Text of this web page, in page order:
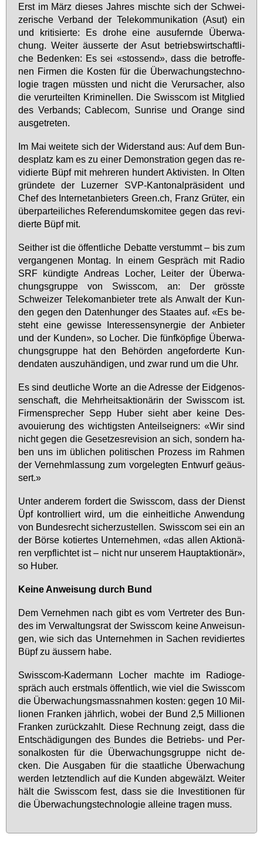
Erst im März die­ses Jah­res misch­te sich der Schwei­
ze­ri­sche Ver­band der Te­le­kom­mu­ni­ka­ti­on (Asut) ein
und kri­ti­sier­te: Es dro­he ei­ne aus­ufern­de Über­wa­
chung. Wei­ter äus­ser­te der Asut be­triebs­wirt­schaft­li­
che Be­den­ken: Es sei «stos­send», dass die be­trof­fe­
nen Fir­men die Kos­ten für die Über­wa­chungs­tech­no­
lo­gie tra­gen müss­ten und nicht die Ver­ur­sa­cher, al­so
die ver­ur­teil­ten Kri­mi­nel­len. Die Swiss­com ist Mit­glied
des Ver­bands; Ca­ble­com, Sun­ri­se und Oran­ge sind
aus­ge­tre­ten.
Im Mai wei­te­te sich der Wi­der­stand aus: Auf dem Bun­
des­platz kam es zu ei­ner De­mons­tra­ti­on ge­gen das re­
vi­dier­te Büpf mit meh­re­ren hun­dert Ak­ti­vis­ten. In Ol­ten
grün­de­te der Lu­zer­ner SVP-Kan­to­nal­prä­si­dent und
Chef des In­ter­net­an­bie­ters Green.ch, Franz Grü­ter, ein
über­par­tei­li­ches Re­fe­ren­dums­ko­mi­tee ge­gen das re­vi­
dier­te Büpf mit.
Seit­her ist die öf­fent­li­che De­bat­te ver­stummt – bis zum
ver­gan­ge­nen Mon­tag. In ei­nem Ge­spräch mit Ra­dio
SRF kün­dig­te An­dre­as Lo­cher, Lei­ter der Über­wa­
chungs­grup­pe von Swiss­com, an: Der gröss­te
Schwei­zer Te­le­kom­an­bie­ter tre­te als An­walt der Kun­
den ge­gen den Da­ten­hun­ger des Staa­tes auf. «Es be­
steht ei­ne ge­wis­se In­ter­es­sen­syn­er­gie der An­bie­ter
und der Kun­den», so Lo­cher. Die fünf­köp­fi­ge Über­wa­
chungs­grup­pe hat den Be­hör­den an­ge­for­der­te Kun­
den­da­ten aus­zu­hän­di­gen, und zwar rund um die Uhr.
Es sind deut­li­che Wor­te an die Adres­se der Eid­ge­nos­
sen­schaft, die Mehr­heits­ak­tio­nä­rin der Swiss­com ist.
Fir­men­spre­cher Sepp Hu­ber sieht aber kei­ne Des­
avou­ie­rung des wich­tigs­ten An­teils­eig­ners: «Wir sind
nicht ge­gen die Ge­set­zes­re­vi­si­on an sich, son­dern ha­
ben uns im üb­li­chen po­li­ti­schen Pro­zess im Rah­men
der Ver­nehm­las­sung zum vor­ge­leg­ten Ent­wurf ge­äus­
sert.»
Un­ter an­de­rem for­dert die Swiss­com, dass der Dienst
Üpf kon­trol­liert wird, um die ein­heit­li­che An­wen­dung
von Bun­des­recht si­cher­zu­stel­len. Swiss­com sei ein an
der Bör­se ko­tier­tes Un­ter­neh­men, «das al­len Ak­tio­nä­
ren ver­pflich­tet ist – nicht nur un­se­rem Haupt­ak­tio­när»,
so Hu­ber.
Kei­ne An­wei­sung durch Bund
Dem Ver­neh­men nach gibt es vom Ver­tre­ter des Bun­
des im Ver­wal­tungs­rat der Swiss­com kei­ne An­wei­sun­
gen, wie sich das Un­ter­neh­men in Sa­chen re­vi­dier­tes
Büpf zu äus­sern ha­be.
Swiss­com-Ka­der­mann Lo­cher mach­te im Ra­dio­ge­
spräch auch erst­mals öf­fent­lich, wie viel die Swiss­com
die Über­wa­chungs­mass­nah­men kos­ten: ge­gen 10 Mil­
lio­nen Fran­ken jähr­lich, wo­bei der Bund 2,5 Mil­lio­nen
Fran­ken zu­rück­zahlt. Die­se Rech­nung zeigt, dass die
Ent­schä­di­gun­gen des Bun­des die Be­triebs- und Per­
so­nal­kos­ten für die Über­wa­chungs­grup­pe nicht de­
cken. Die Aus­ga­ben für die staat­li­che Über­wa­chung
wer­den letzt­end­lich auf die Kun­den ab­ge­wälzt. Wei­ter
hält die Swiss­com fest, dass sie die In­ves­ti­tio­nen für
die Über­wa­chungs­tech­no­lo­gie al­lei­ne tra­gen muss.